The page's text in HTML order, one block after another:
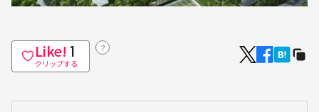
Like! 1
クリップする
？